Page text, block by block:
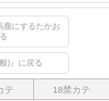
鹿にするたかお
)』に戻る
テ 18禁カテ